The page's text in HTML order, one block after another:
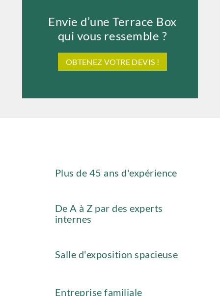
Envie d’une Terrace Box
qui vous ressemble ?
OBTENEZ VOTRE DEVIS !
Plus de 45 ans d'expérience
De A à Z par des experts
internes
Salle d'exposition spacieuse
Entreprise familiale